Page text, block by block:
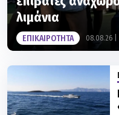
ΕΠΙΚΑΙΡΟΤΗΤΑ 08.08.26 |